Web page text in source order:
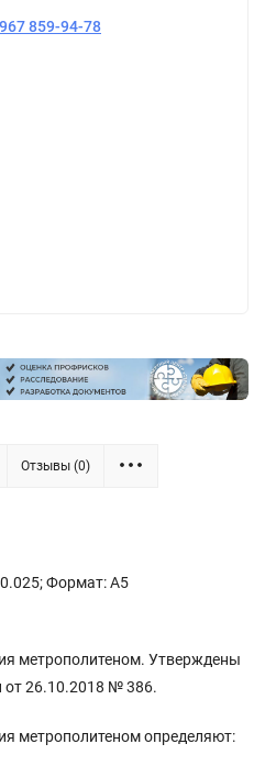
859-94-78
Отзывы (0)
0.025; Формат: А5
метрополитеном. Утверждены
26.10.2018 № 386.
метрополитеном определяют: